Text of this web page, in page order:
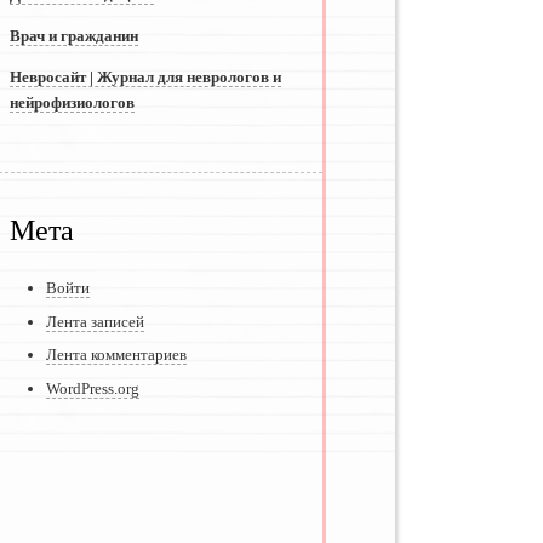
Врач и гражданин
Невросайт | Журнал для неврологов и
нейрофизиологов
Мета
Войти
Лента записей
Лента комментариев
WordPress.org